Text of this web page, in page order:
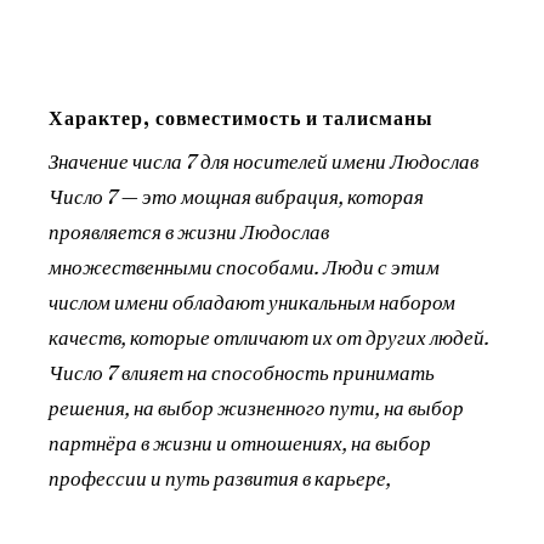
Характер, совместимость и талисманы
Значение числа 7 для носителей имени Людослав
Число 7 — это мощная вибрация, которая
проявляется в жизни Людослав
множественными способами. Люди с этим
числом имени обладают уникальным набором
качеств, которые отличают их от других людей.
Число 7 влияет на способность принимать
решения, на выбор жизненного пути, на выбор
партнёра в жизни и отношениях, на выбор
профессии и путь развития в карьере,